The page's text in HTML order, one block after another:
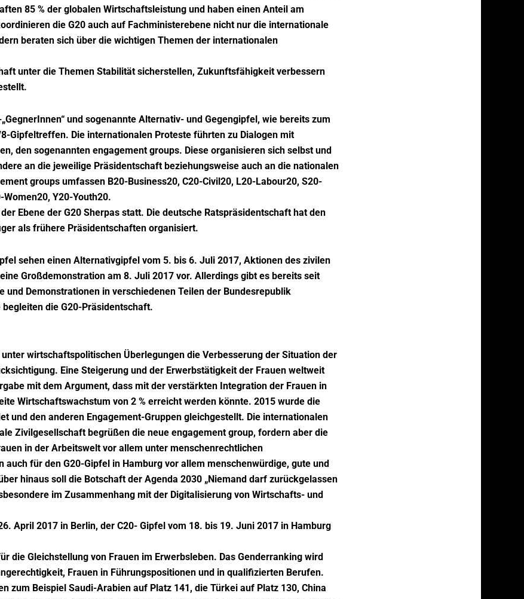
85 % der globalen Wirtschaftsleistung und haben einen Anteil am
die G20 auch auf Fachministerebene nicht nur die internationale
beraten sich über die wichtigen Themen der internationalen
unter die Themen Stabilität sicherstellen, Zukunftsfähigkeit verbessern
und sogenannte Alternativ- und Gegengipfel, wie bereits zum
Gipfeltreffen. Die internationalen Proteste führten zu Dialogen mit
den sogenannten engagement groups. Diese organisieren sich selbst und
an die jeweilige Präsidentschaft beziehungsweise auch an die nationalen
groups umfassen B20-Business20, C20-Civil20, L20-Labour20, S20-
Y20-Youth20.
Ebene der G20 Sherpas statt. Die deutsche Ratspräsidentschaft hat den
als frühere Präsidentschaften organisiert.
sehen einen Alternativgipfel vom 5. bis 6. Juli 2017, Aktionen des zivilen
Großdemonstration am 8. Juli 2017 vor. Allerdings gibt es bereits seit
und Demonstrationen in verschiedenen Teilen der Bundesrepublik
die G20-Präsidentschaft.
wirtschaftspolitischen Überlegungen die Verbesserung der Situation der
Eine Steigerung und der Erwerbstätigkeit der Frauen weltweit
mit dem Argument, dass mit der verstärkten Integration der Frauen in
Wirtschaftswachstum von 2 % erreicht werden könnte. 2015 wurde die
und den anderen Engagement-Gruppen gleichgestellt. Die internationalen
Zivilgesellschaft begrüßen die neue engagement group, fordern aber die
in der Arbeitswelt vor allem unter menschenrechtlichen
auch für den G20-Gipfel in Hamburg vor allem menschenwürdige, gute und
hinaus soll die Botschaft der Agenda 2030 „Niemand darf zurückgelassen
im Zusammenhang mit der Digitalisierung von Wirtschafts- und
April 2017 in Berlin, der C20- Gipfel vom 18. bis 19. Juni 2017 in Hamburg
die Gleichstellung von Frauen im Erwerbsleben. Das Genderranking wird
Frauen in Führungspositionen und in qualifizierten Berufen.
zum Beispiel Saudi-Arabien auf Platz 141, die Türkei auf Platz 130, China